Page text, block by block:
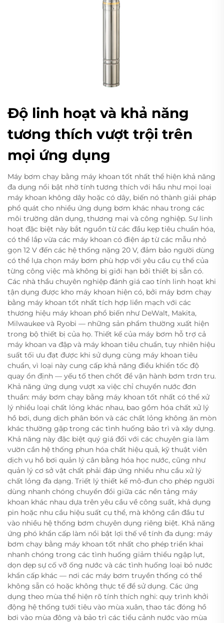
Độ linh hoạt và khả năng
tương thích vượt trội trên
mọi ứng dụng
Máy bơm chạy bằng máy khoan tốt nhất thể hiện khả năng
đa dụng nổi bật nhờ tính tương thích với hầu như mọi loại
máy khoan không dây hoặc có dây, biến nó thành giải pháp
phổ quát cho nhiều ứng dụng bơm khác nhau trong các
môi trường dân dụng, thương mại và công nghiệp. Sự linh
hoạt đặc biệt này bắt nguồn từ các đầu kẹp tiêu chuẩn hóa,
có thể lắp vừa các máy khoan có điện áp từ các mẫu nhỏ
gọn 12 V đến các hệ thống nặng 20 V, đảm bảo người dùng
có thể lựa chọn máy bơm phù hợp với yêu cầu cụ thể của
từng công việc mà không bị giới hạn bởi thiết bị sẵn có.
Các nhà thầu chuyên nghiệp đánh giá cao tính linh hoạt khi
tận dụng được kho máy khoan hiện có, bởi máy bơm chạy
bằng máy khoan tốt nhất tích hợp liền mạch với các
thương hiệu máy khoan phổ biến như DeWalt, Makita,
Milwaukee và Ryobi — những sản phẩm thường xuất hiện
trong bộ thiết bị của họ. Thiết kế của máy bơm hỗ trợ cả
máy khoan va đập và máy khoan tiêu chuẩn, tuy nhiên hiệu
suất tối ưu đạt được khi sử dụng cùng máy khoan tiêu
chuẩn, vì loại này cung cấp khả năng điều khiển tốc độ
quay ổn định — yếu tố then chốt để vận hành bơm trơn tru.
Khả năng ứng dụng vượt xa việc chỉ chuyển nước đơn
thuần: máy bơm chạy bằng máy khoan tốt nhất có thể xử
lý nhiều loại chất lỏng khác nhau, bao gồm hóa chất xử lý
hồ bơi, dung dịch phân bón và các chất lỏng không ăn mòn
khác thường gặp trong các tình huống bảo trì và xây dựng.
Khả năng này đặc biệt quý giá đối với các chuyên gia làm
vườn cần hệ thống phun hóa chất hiệu quả, kỹ thuật viên
dịch vụ hồ bơi quản lý cân bằng hóa học nước, cũng như
quản lý cơ sở vật chất phải đáp ứng nhiều nhu cầu xử lý
chất lỏng đa dạng. Triết lý thiết kế mô-đun cho phép người
dùng nhanh chóng chuyển đổi giữa các nền tảng máy
khoan khác nhau dựa trên yêu cầu về công suất, khả dụng
pin hoặc nhu cầu hiệu suất cụ thể, mà không cần đầu tư
vào nhiều hệ thống bơm chuyên dụng riêng biệt. Khả năng
ứng phó khẩn cấp làm nổi bật lợi thế về tính đa dụng: máy
bơm chạy bằng máy khoan tốt nhất cho phép triển khai
nhanh chóng trong các tình huống giảm thiểu ngập lụt,
dọn dẹp sự cố vỡ ống nước và các tình huống loại bỏ nước
khẩn cấp khác — nơi các máy bơm truyền thống có thể
không sẵn có hoặc không thực tế để sử dụng. Các ứng
dụng theo mùa thể hiện rõ tính thích nghi: quy trình khởi
động hệ thống tưới tiêu vào mùa xuân, thao tác đóng hồ
bơi vào mùa đông và bảo trì các tiểu cảnh nước vào mùa